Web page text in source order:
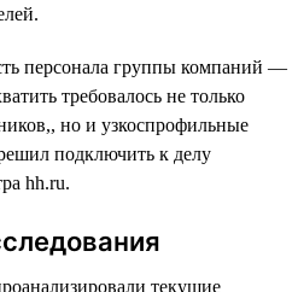
персонала группы компаний —
требовалось не только
но и узкоспрофильные
подключить к делу
hh.ru.
текущие